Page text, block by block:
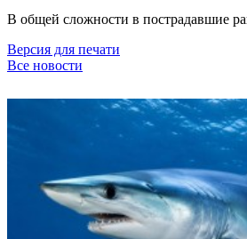
В общей сложности в пострадавшие
Версия для печати
Все новости